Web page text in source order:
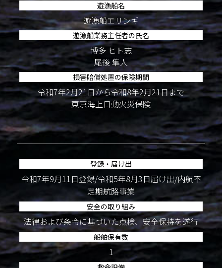
遊漁船名
遊漁船エリンギ
遊漁船業務主任者の氏名
博多 ヒト志
尾後 隼人
損害賠償処置の保険期間
令和7年2月21日から令和8年2月21日まで
東京海上日動火災保険
登録・届け出
令和7年9月11日登録/令和5年8月3日届け出/内航不
定期航路事業
安全の取り組み
法律および条令に基づいた点検、安全保持を遂行
船舶保有数
1